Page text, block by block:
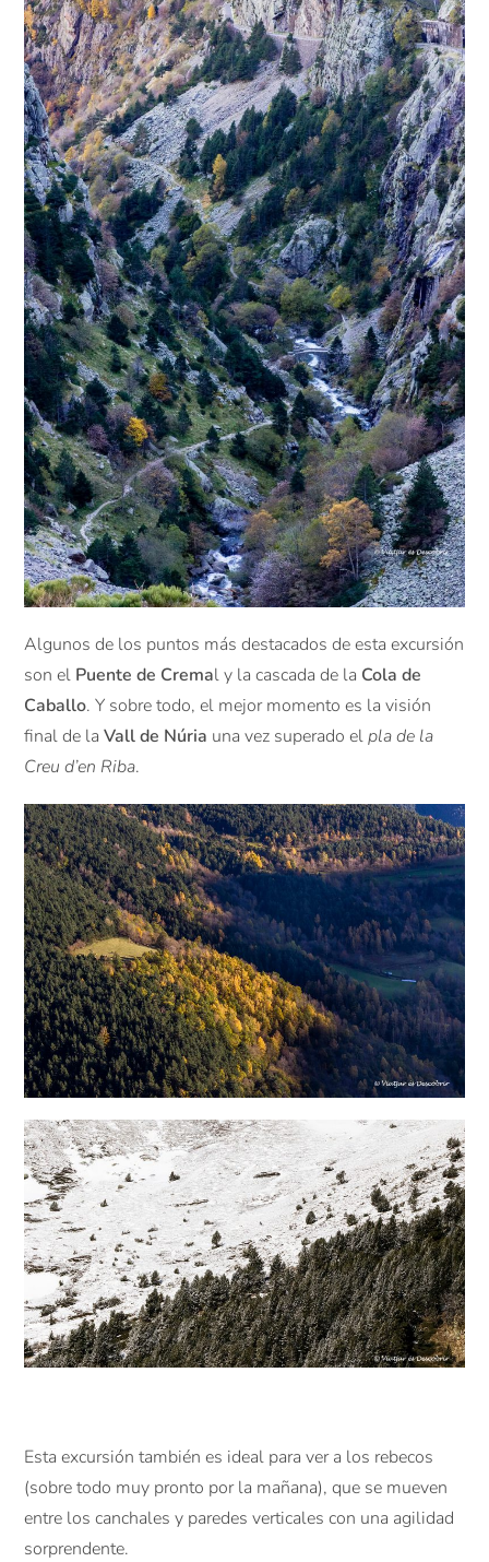
Algunos de los puntos más destacados de esta excursión
son el Puente de Cremal y la cascada de la Cola de
Caballo. Y sobre todo, el mejor momento es la visión
final de laVall de Núria una vez superado elpla de la
Creu d’en Riba.
Esta excursión también es ideal para ver a los rebecos
(sobre todo muy pronto por la mañana), que se mueven
entre los canchales y paredes verticales con una agilidad
sorprendente.